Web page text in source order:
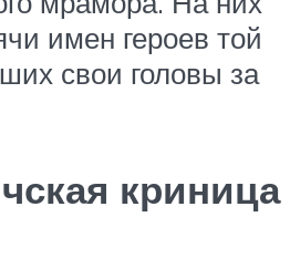
имен героев той
свои головы за
криница